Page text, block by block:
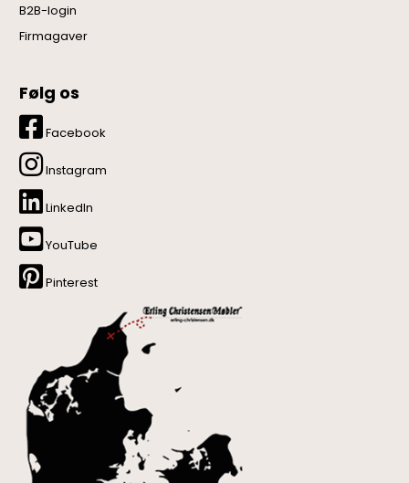
B2B-login
Firmagaver
Følg os
Facebook
Instagram
LinkedIn
YouTube
Pinterest